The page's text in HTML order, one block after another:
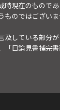
現在のもので
のではござい
している部分
「目論見書補完